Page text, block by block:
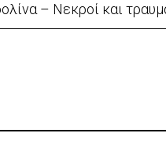
– Νεκροί και